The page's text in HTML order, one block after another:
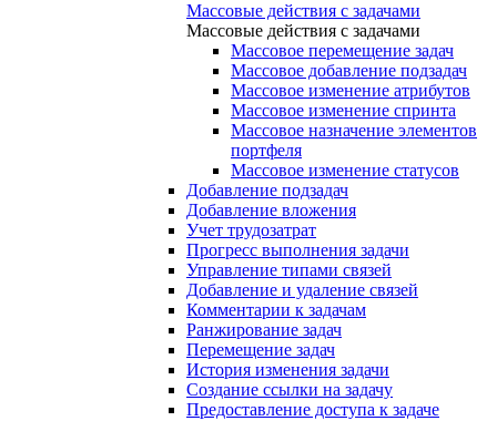
Массовые действия с задачами
Массовые действия с задачами
Массовое перемещение задач
Массовое добавление подзадач
Массовое изменение атрибутов
Массовое изменение спринта
Массовое назначение элементов
портфеля
Массовое изменение статусов
Добавление подзадач
Добавление вложения
Учет трудозатрат
Прогресс выполнения задачи
Управление типами связей
Добавление и удаление связей
Комментарии к задачам
Ранжирование задач
Перемещение задач
История изменения задачи
Создание ссылки на задачу
Предоставление доступа к задаче